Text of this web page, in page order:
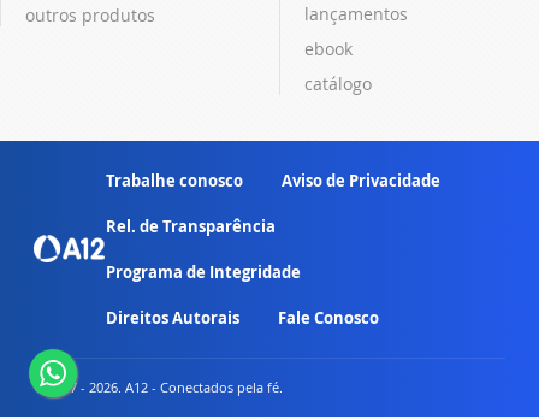
outros produtos
lançamentos
ebook
catálogo
Trabalhe conosco Aviso de Privacidade
Rel. de Transparência
Programa de Integridade
Direitos Autorais Fale Conosco
© 2007 - 2026. A12 - Conectados pela fé.